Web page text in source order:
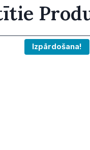
Izpārdošana!